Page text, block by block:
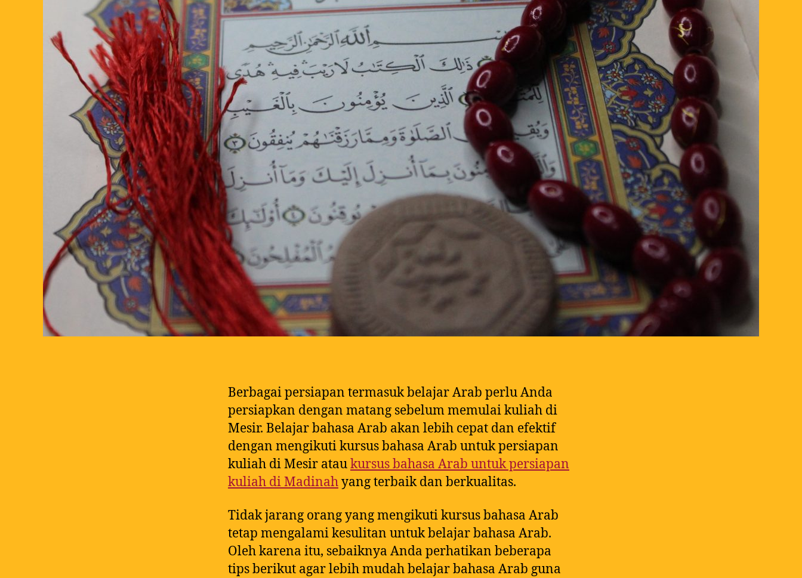
Berbagai persiapan termasuk belajar Arab perlu Anda
persiapkan dengan matang sebelum memulai kuliah di
Mesir. Belajar bahasa Arab akan lebih cepat dan efektif
dengan mengikuti kursus bahasa Arab untuk persiapan
kuliah di Mesir ataukursus bahasa Arab untuk persiapan
kuliah di Madinahyang terbaik dan berkualitas.
Tidak jarang orang yang mengikuti kursus bahasa Arab
tetap mengalami kesulitan untuk belajar bahasa Arab.
Oleh karena itu, sebaiknya Anda perhatikan beberapa
tips berikut agar lebih mudah belajar bahasa Arab guna